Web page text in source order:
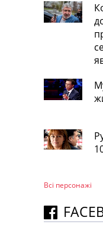
Всі персонажi